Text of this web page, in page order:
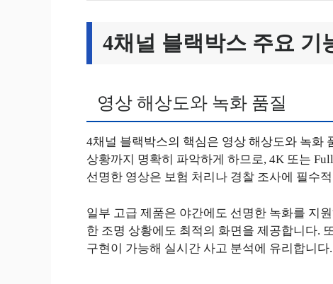
4채널 블랙박스 주요 기
영상 해상도와 녹화 품질
4채널 블랙박스의 핵심은 영상 해상도와 녹화
상황까지 명확히 파악하게 하므로, 4K 또는
선명한 영상은 보험 처리나 경찰 조사에 필수
일부 고급 제품은 야간에도 선명한 녹화를 지
한 조명 상황에도 최적의 화면을 제공합니다.
구현이 가능해 실시간 사고 분석에 유리합니다.